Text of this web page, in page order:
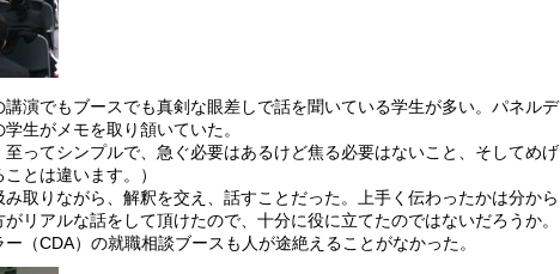
演でもブースでも真剣な眼差しで話を聞いている学生が多い。パネルデ
生がメモを取り頷いていた。
ってシンプルで、急ぐ必要はあるけど焦る必要はないこと、そしてめげ
とは違います。）
取りながら、解釈を交え、話すことだった。上手く伝わったかは分から
リアルな話をして頂けたので、十分に役に立てたのではないだろうか。
（CDA）の就職相談ブースも人が途絶えることがなかった。